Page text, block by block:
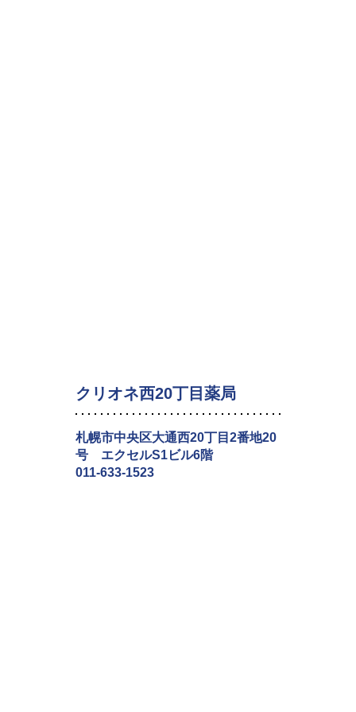
クリオネ西20丁目薬局
札幌市中央区大通西20丁目2番地20
号 エクセルS1ビル6階
011-633-1523